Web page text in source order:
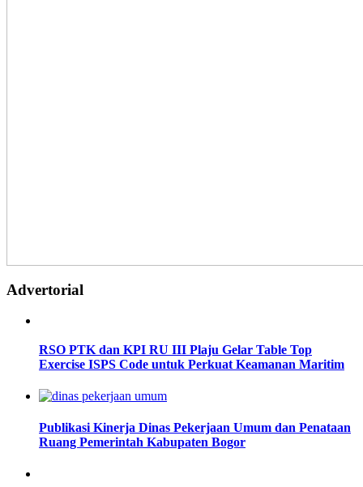
Advertorial
RSO PTK dan KPI RU III Plaju Gelar Table Top
Exercise ISPS Code untuk Perkuat Keamanan Maritim
Publikasi Kinerja Dinas Pekerjaan Umum dan Penataan
Ruang Pemerintah Kabupaten Bogor